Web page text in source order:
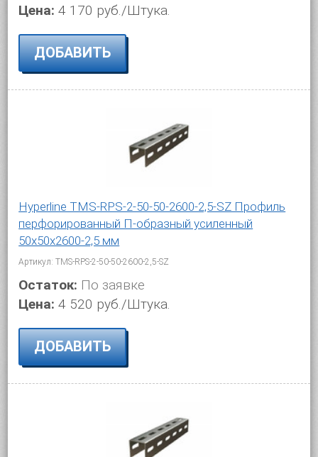
Цена: 4 170 руб./Штука.
ДОБАВИТЬ
Hyperline TMS-RPS-2-50-50-2600-2,5-SZ Профиль
перфорированный П-образный усиленный
50х50х2600-2,5 мм
Артикул: TMS-RPS-2-50-50-2600-2,5-SZ
Остаток: По заявке
Цена: 4 520 руб./Штука.
ДОБАВИТЬ